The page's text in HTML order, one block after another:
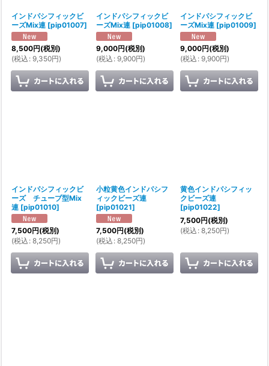
インドパシフィックビ
ーズMix連 [pip01007]
8,500円(税別)
(税込 : 9,350円)
インドパシフィックビ
ーズMix連 [pip01008]
9,000円(税別)
(税込 : 9,900円)
インドパシフィックビ
ーズMix連 [pip01009]
9,000円(税別)
(税込 : 9,900円)
インドパシフィックビ
ーズ チューブ型Mix
連 [pip01010]
7,500円(税別)
(税込 : 8,250円)
小粒黄色インドパシフ
ィックビーズ連
[pip01021]
7,500円(税別)
(税込 : 8,250円)
黄色インドパシフィッ
クビーズ連
[pip01022]
7,500円(税別)
(税込 : 8,250円)